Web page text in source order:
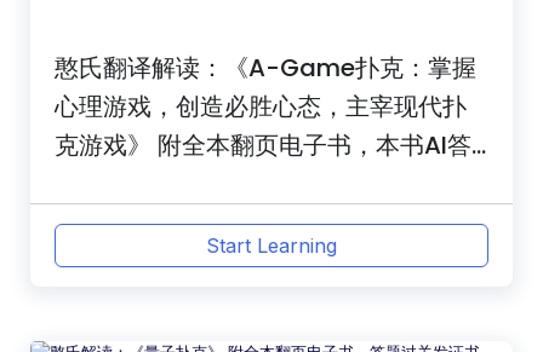
憨氏翻译解读：《A-Game扑克：掌握
心理游戏，创造必胜心态，主宰现代扑
克游戏》 附全本翻页电子书，本书AI答
Start Learning